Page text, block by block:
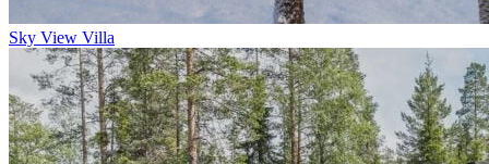
Sky View Villa